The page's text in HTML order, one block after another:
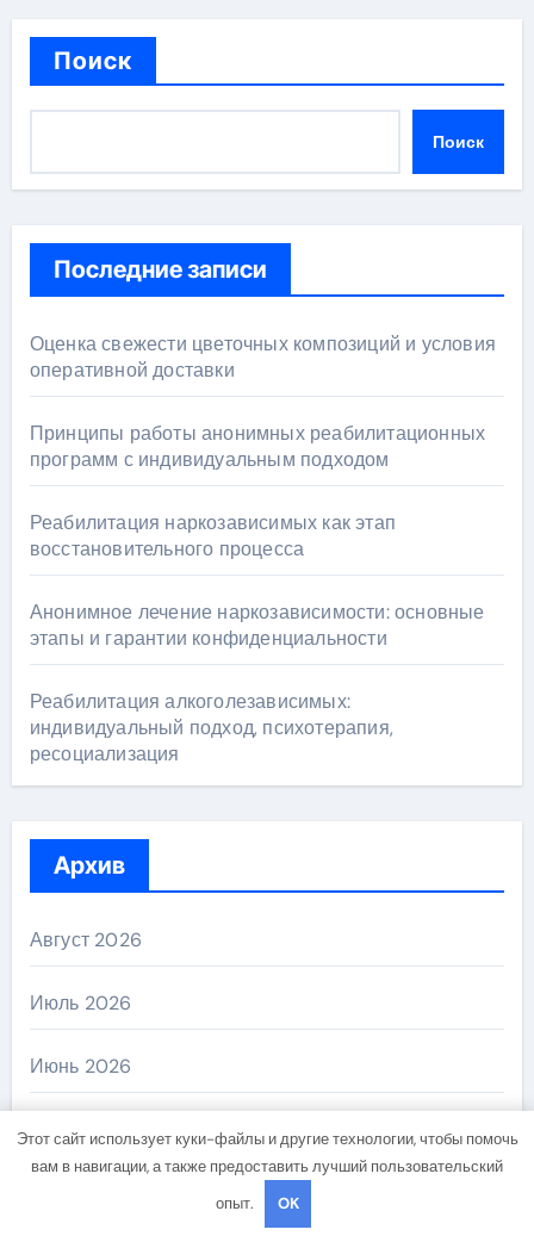
Поиск
Поиск
Последние записи
Оценка свежести цветочных композиций и условия
оперативной доставки
Принципы работы анонимных реабилитационных
программ с индивидуальным подходом
Реабилитация наркозависимых как этап
восстановительного процесса
Анонимное лечение наркозависимости: основные
этапы и гарантии конфиденциальности
Реабилитация алкоголезависимых:
индивидуальный подход, психотерапия,
ресоциализация
Архив
Август 2026
Июль 2026
Июнь 2026
Май 2026
Этот сайт использует куки-файлы и другие технологии, чтобы помочь
вам в навигации, а также предоставить лучший пользовательский
опыт.
OK